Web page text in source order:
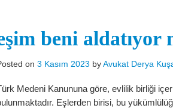
beni aldatıyor
on 3 Kasım 2023 byAvukat Derya
Medeni Kanununa göre, evlilik birliği
Eşlerden birisi, bu